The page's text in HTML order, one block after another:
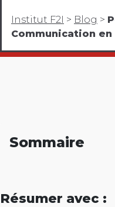
Institut F2I > Blog >
Communication en
Sommaire
Résumer avec :